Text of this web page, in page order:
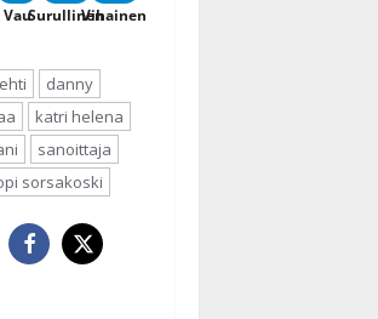
VauSurullinenVihainen
danny
katri helena
sanoittaja
sorsakoski